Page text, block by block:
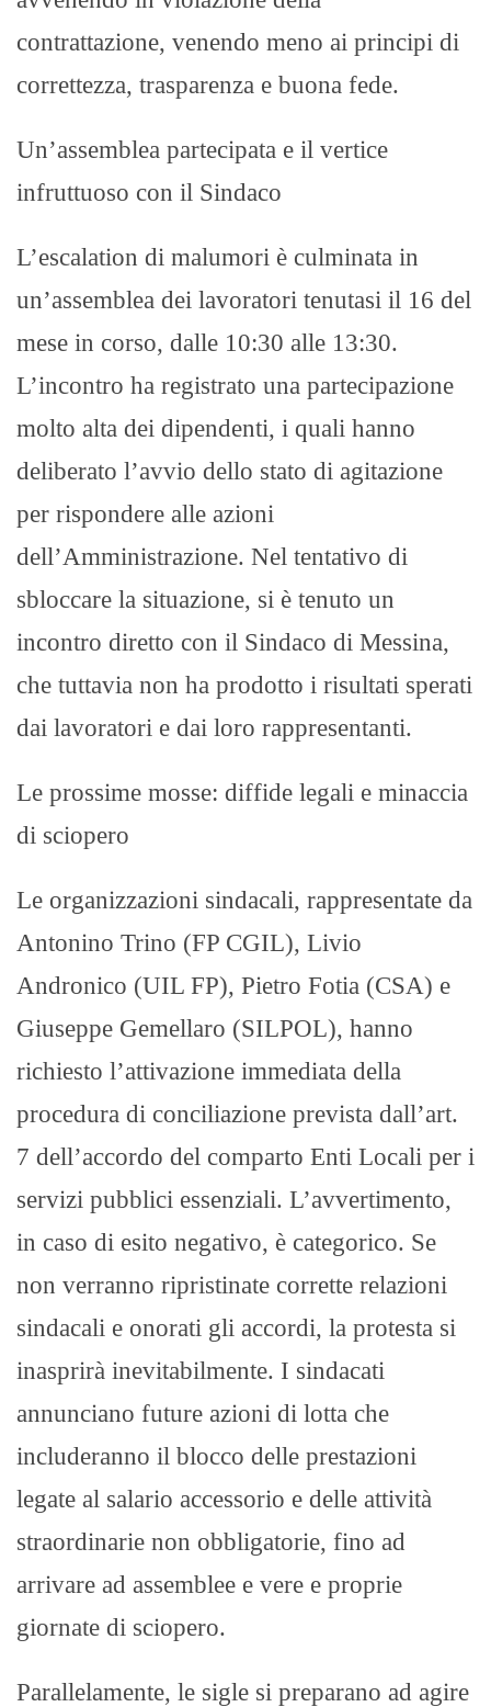
contrattazione, venendo meno ai principi di
correttezza, trasparenza e buona fede. ​
Un’assemblea partecipata e il vertice
infruttuoso con il Sindaco​
L’escalation di malumori è culminata in
un’assemblea dei lavoratori tenutasi il 16 del
mese in corso, dalle 10:30 alle 13:30.
L’incontro ha registrato una partecipazione
molto alta dei dipendenti, i quali hanno
deliberato l’avvio dello stato di agitazione
per rispondere alle azioni
dell’Amministrazione. ​Nel tentativo di
sbloccare la situazione, si è tenuto un
incontro diretto con il Sindaco di Messina,
che tuttavia non ha prodotto i risultati sperati
dai lavoratori e dai loro rappresentanti. ​
Le prossime mosse: diffide legali e minaccia
di sciopero​
Le organizzazioni sindacali, rappresentate da
Antonino Trino (FP CGIL), Livio
Andronico (UIL FP), Pietro Fotia (CSA) e
Giuseppe Gemellaro (SILPOL), hanno
richiesto l’attivazione immediata della
procedura di conciliazione prevista dall’art.
7 dell’accordo del comparto Enti Locali per i
servizi pubblici essenziali. ​L’avvertimento,
in caso di esito negativo, è categorico. Se
non verranno ripristinate corrette relazioni
sindacali e onorati gli accordi, la protesta si
inasprirà inevitabilmente. I sindacati
annunciano future azioni di lotta che
includeranno il blocco delle prestazioni
legate al salario accessorio e delle attività
straordinarie non obbligatorie, fino ad
arrivare ad assemblee e vere e proprie
giornate di sciopero.
Parallelamente, le sigle si preparano ad agire